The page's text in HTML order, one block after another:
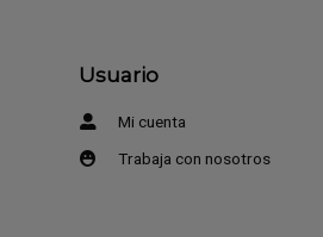
Usuario
Mi cuenta
Trabaja con nosotros